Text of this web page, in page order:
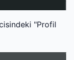
"Profil